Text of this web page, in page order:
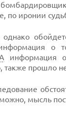
иронии
о
информация
прошло
мысль